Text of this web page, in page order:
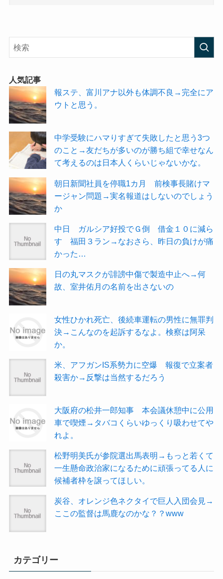
人気記事
報ステ、富川アナ以外も体調不良→完全にア
ウトと思う。
中学受験にハマりすぎて失敗したと思う3つ
のこと→友だちが多いのが勝ち組で幸せなん
て考えるのは日本人くらいじゃないかな。
朝日新聞社員を停職1カ月 前検事長賭けマ
ージャン問題→実名報道はしないのでしょう
か
中日 ガルシア好投でＧ倒 借金１０に減ら
す 福田３ラン→なおさら、昨日の負けが痛
かった…
日の丸マスクが誹謗中傷で製造中止へ→何
故、室井佑月の名前を出さないの
女性ひかれ死亡、後続車運転の男性に無罪判
決→こんなのを起訴するなよ。検察は阿呆
か。
米、アフガンIS系勢力に空爆 報復で立案者
殺害か→反撃は当然するだろう
大阪府の松井一郎知事 本会議休憩中に公用
車で喫煙→タバコくらいゆっくり吸わせてや
れよ。
松野明美氏が参院選出馬表明→もっと若くて
一生懸命政治家になるために頑張ってる人に
候補者枠を譲ってほしい。
炭谷、オレンジ色ネクタイで巨人入団会見→
ここの監督は馬鹿なのかな？？www
カテゴリー